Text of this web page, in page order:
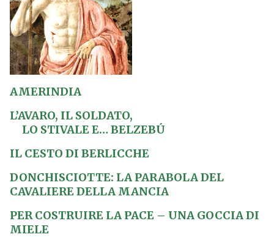
AMERINDIA
L’AVARO, IL SOLDATO,
LO STIVALE E… BELZEBÚ
IL CESTO DI BERLICCHE
DONCHISCIOTTE: LA PARABOLA DEL
CAVALIERE DELLA MANCIA
PER COSTRUIRE LA PACE – UNA GOCCIA DI
MIELE